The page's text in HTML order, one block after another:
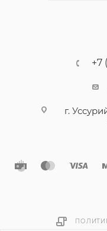
Твердость
+7
г.